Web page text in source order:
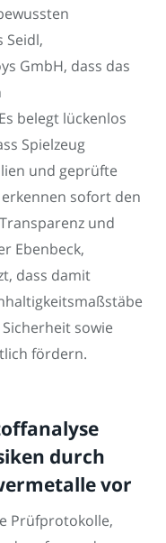
GmbH, dass das
belegt lückenlos
Spielzeug
und geprüfte
sofort den
und
Ebenbeck,
dass damit
sowie
fördern.
durch
vor
Prüfprotokolle,